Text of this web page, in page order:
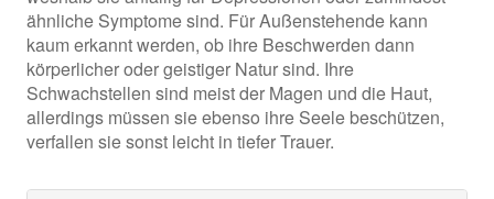
ähnliche Symptome sind. Für Außenstehende kann
kaum erkannt werden, ob ihre Beschwerden dann
körperlicher oder geistiger Natur sind. Ihre
Schwachstellen sind meist der Magen und die Haut,
allerdings müssen sie ebenso ihre Seele beschützen,
verfallen sie sonst leicht in tiefer Trauer.